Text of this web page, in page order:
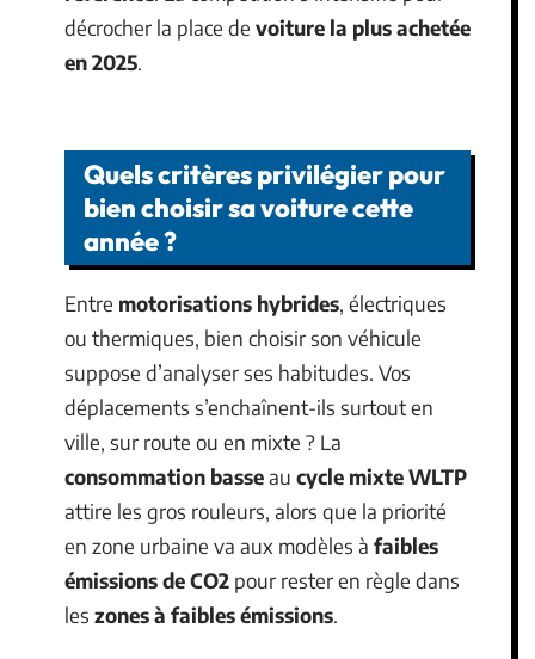
décrocher la place de voiture la plus achetée
en 2025.
Quels critères privilégier pour
bien choisir sa voiture cette
année ?
Entre motorisations hybrides, électriques
ou thermiques, bien choisir son véhicule
suppose d’analyser ses habitudes. Vos
déplacements s’enchaînent-ils surtout en
ville, sur route ou en mixte ? La
consommation basseau cycle mixte WLTP
attire les gros rouleurs, alors que la priorité
en zone urbaine va aux modèles à faibles
émissions de CO2 pour rester en règle dans
les zones à faibles émissions.